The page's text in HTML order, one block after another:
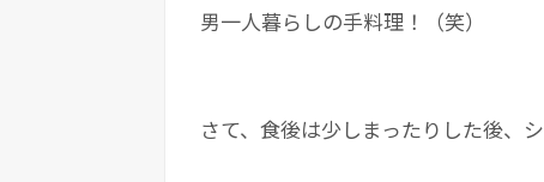
男一人暮らしの手料理！（笑）
さて、食後は少しまったりした後、